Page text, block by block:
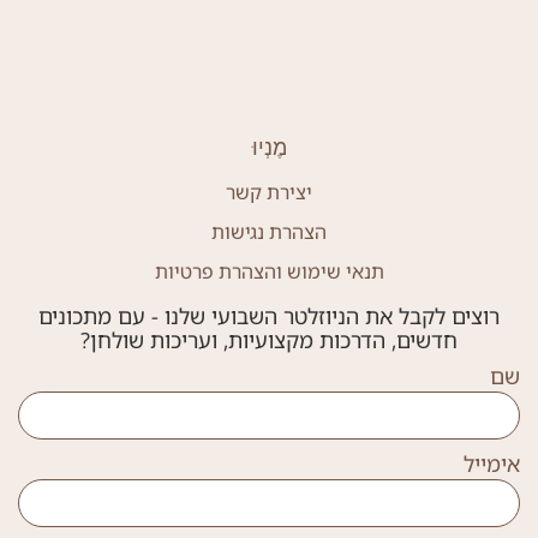
מֶנְיוּ
יצירת קשר
הצהרת נגישות
תנאי שימוש והצהרת פרטיות
רוצים לקבל את הניוזלטר השבועי שלנו - עם מתכונים
חדשים, הדרכות מקצועיות, ועריכות שולחן?
שם
אימייל